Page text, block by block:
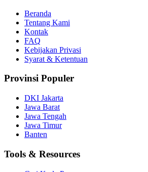
Beranda
Tentang Kami
Kontak
FAQ
Kebijakan Privasi
Syarat & Ketentuan
Provinsi Populer
DKI Jakarta
Jawa Barat
Jawa Tengah
Jawa Timur
Banten
Tools & Resources